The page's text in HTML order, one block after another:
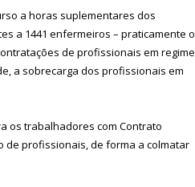
a horas suplementares dos
a 1441 enfermeiros – praticamente o
de profissionais em regime
a sobrecarga dos profissionais em
os trabalhadores com Contrato
de profissionais, de forma a colmatar